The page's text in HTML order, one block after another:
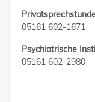
05161 602-1671
Psychiatrische
05161 602-2980